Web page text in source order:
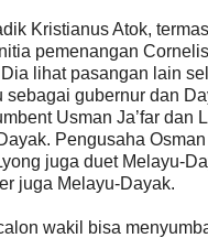
Kristianus Atok,
pemenangan
lihat pasangan lain
sebagai gubernur dan
Usman Ja’far dan
Pengusaha
juga duet Melayu-
juga Melayu-Dayak.
wakil bisa